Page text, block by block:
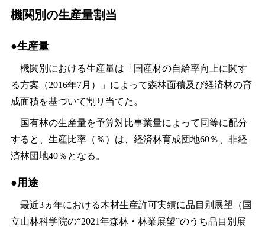
機関別の生産量割当
●生産量
機関別における生産量は「国産材の自給率向上に関す
る方案（2016年7月）」によって森林面積及び経済林の育
成面積を基づいて割り当てた。
国有林の生産量を予算対比事業量によって同等に配分
すると、生産比率（％）は、経済林育成団地60％、非経
済林団地40％となる。
●用途
最近3ヵ年における木材生産許可実績に品目別展望（国
立山林科学院の“2021年森林・林業展望”のうち品目別展